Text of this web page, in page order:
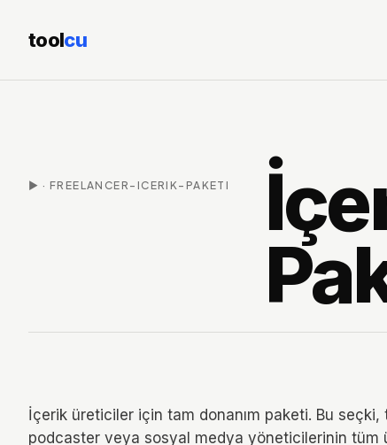
toolcu
▶ · FREELANCER-ICERIK-PAKETI
İçerik üreticiler için tam donanım paketi. Bu seçki,
podcaster veya sosyal medya yöneticilerinin tüm